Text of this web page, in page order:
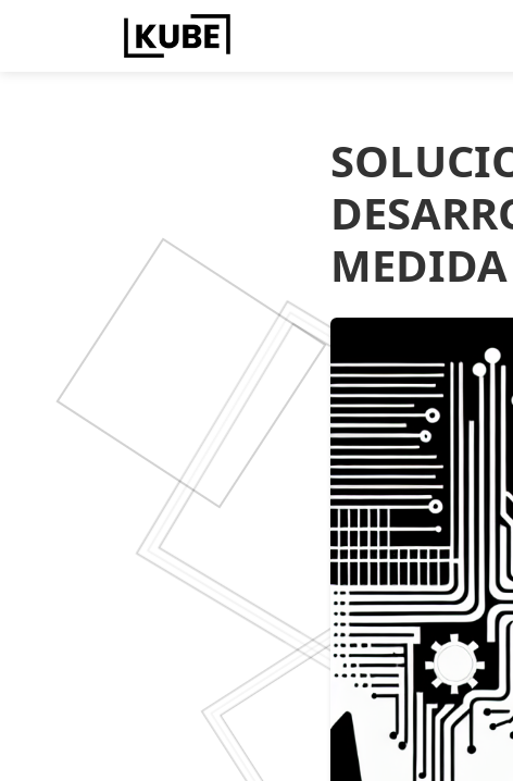
MEDIDA